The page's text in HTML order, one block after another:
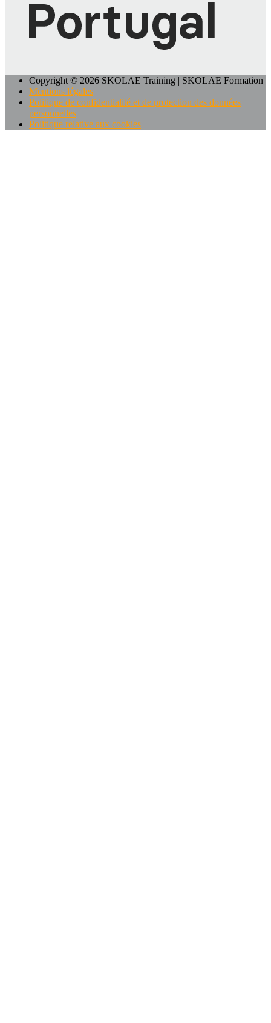
Copyright © 2026 SKOLAE Training | SKOLAE Formation
Mentions légales
Politique de confidentialité et de protection des données
personnelles
Politique relative aux cookies